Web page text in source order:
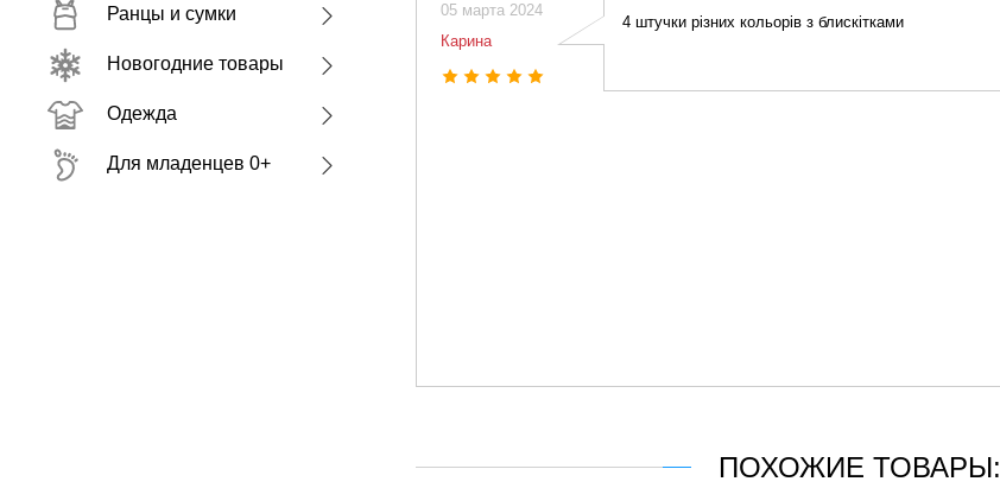
Ранцы и сумки
Новогодние товары
Одежда
Для младенцев 0+
05 марта 2024
Карина
4 штучки різних кольорів з блискітками
ПОХОЖИЕ ТОВАРЫ: